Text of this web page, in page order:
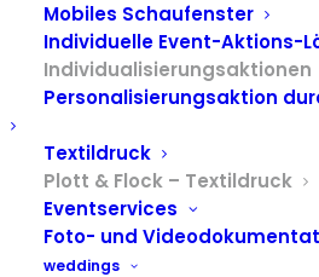
Mobiles Schaufenster
Individuelle Event-Aktions-
Individualisierungsaktionen
Personalisierungsaktion
Textildruck
Plott & Flock – Textildruck
Eventservices
Foto- und
weddings
GIVE